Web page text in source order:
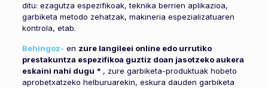
ditu: ezagutza espezifikoak, teknika berrien aplikazioa,
garbiketa metodo zehatzak, makineria espezializatuaren
kontrola, etab.
Behingoz- en zure langileei online edo urrutiko
prestakuntza espezifikoa guztiz doan jasotzeko aukera
eskaini nahi dugu *, zure garbiketa-produktuak hobeto
aprobetxatzeko helburuarekin, eskura dauden garbiketa